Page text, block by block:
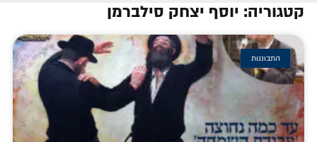
קטגוריה: יוסף יצחק סילברמן
התבוננות